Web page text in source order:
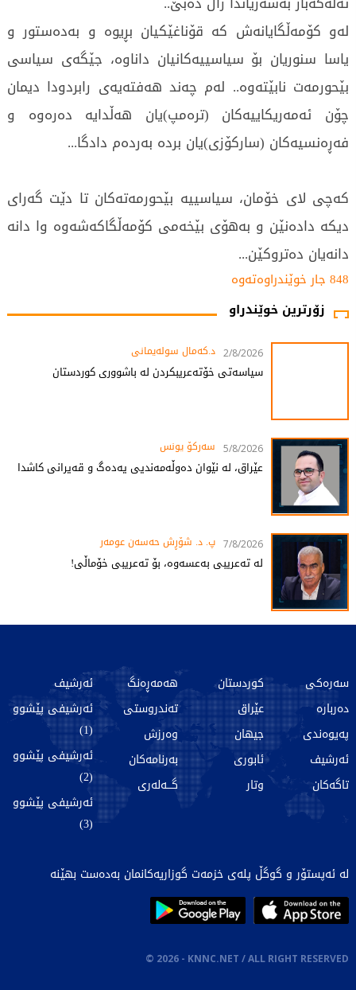
لەو کۆمەڵگایانەش کە قۆناغێکیان بڕیوە و بەدەستور و
یاسا سنوریان بۆ سیاسییەکانیان داناوە، جێگەی سیاسی
بێحورمەت نابێتەوە.. لەم چەند هەفتەیەی رابردودا دیمان
چۆن ئەمەریکاییەکان (ترەمپ)یان هەڵدایە دەرەوە و
فەڕەنسیەکان (سارکۆزی)یان بردە بەردەم دادگا...
کەچی لای خۆمان، سیاسییە بێحورمەتەکان تا دێت گەرای
دیکە دادەنێن و بەهۆی بێخەمی کۆمەڵگاکەشەوە وا دانە
دانەیان دەتروکێن...
848 جار خوێندراوەتەوە
زۆرترین خوێندراو
2/8/2026 د.کەمال سولەیمانی
سیاسەتی خۆتەعریبکردن لە باشووری کوردستان
5/8/2026 سەرکۆ یونس
عێراق، لە نێوان دەوڵەمەندیی یەدەگ و قەیرانی کاشدا
7/8/2026 پ. د. شۆڕش حەسەن عومەر
لە تەعریبی بەعسەوە، بۆ تەعریبی خۆماڵی!
سەرەکی
دەربارە
پەیوەندی
ئەرشیف
تاگەکان
کوردستان
عێراق
جیهان
ئابوری
وتار
هەمەڕەنگ
تەندروستی
وەرزش
بەرنامەکان
گـــەلەری
ئەرشیف
ئەرشیفی پێشوو
(1)
ئەرشیفی پێشوو
(2)
ئەرشیفی پێشوو
(3)
لە ئەپستۆر و گوگڵ پلەی خزمەت گوزاریەکانمان بەدەست بهێنە
© 2026 - KNNC.NET / ALL RIGHT RESERVED